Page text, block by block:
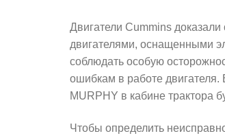
Двигатели Cummins
двигателями, оснащенными
соблюдать особую
ошибкам в работе двигателя.
MURPHY в кабине трактора
Чтобы определить